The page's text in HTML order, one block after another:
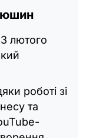
лютого
роботі зі
та